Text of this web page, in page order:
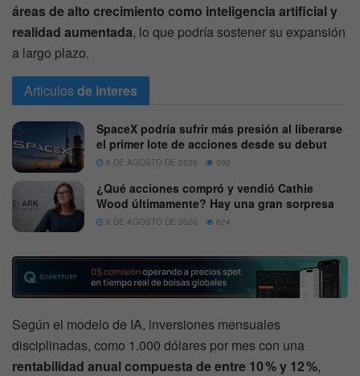
áreas de alto crecimiento como inteligencia artificial y
realidad aumentada, lo que podría sostener su expansión
a largo plazo.
Articulosde interes
SpaceX podría sufrir más presión al liberarse
el primer lote de acciones desde su debut
6 DE AGOSTO DE 2026 592
¿Qué acciones compró y vendió Cathie
Wood últimamente? Hay una gran sorpresa
6 DE AGOSTO DE 2026 624
Según el modelo de IA, inversiones mensuales
disciplinadas, como 1.000 dólares por mes con una
rentabilidad anual compuesta de entre 10 % y 12 %,